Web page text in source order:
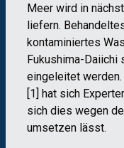
Meer wird in
liefern.
kontaminiertes
Fukushima-Daiichi
eingeleitet
[1] hat sich
sich dies wegen
umsetzen lässt.